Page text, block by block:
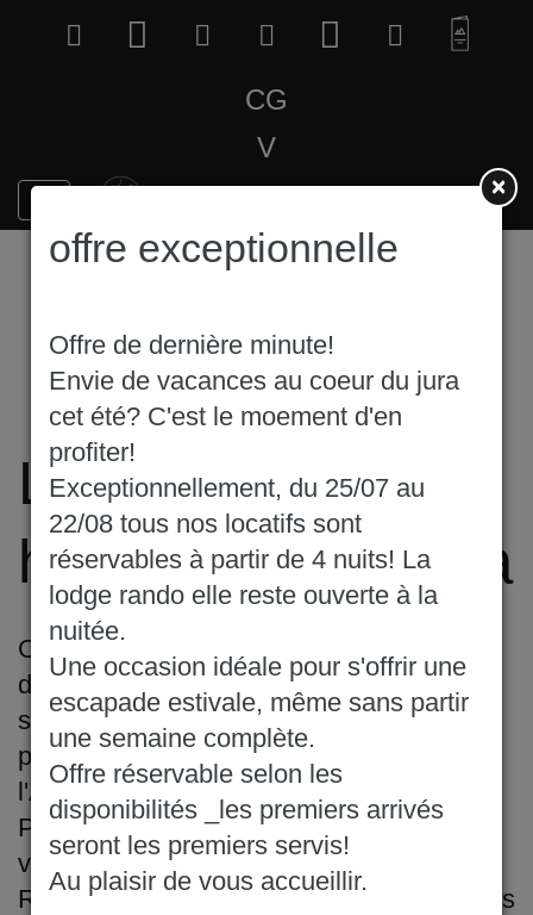
CG
V
Location de mobil
home dans le Jura
Offrez-vous des vacances inoubliables
dans la Région des Lacs du Jura en
séjournant dans nos mobil homes (2/4
personnes) en location au Camping de
l'Abbaye, situé au bord du lac de Bonlieu.
Profitez de notre cadre exceptionnel pour
vous ressourcer en pleine nature.
Réservez dès maintenant votre séjour dans
×
offre exceptionnelle
Offre de dernière minute!
Envie de vacances au coeur du jura
cet été? C'est le moement d'en
profiter!
Exceptionnellement, du 25/07 au
22/08 tous nos locatifs sont
réservables à partir de 4 nuits! La
lodge rando elle reste ouverte à la
nuitée.
Une occasion idéale pour s'offrir une
escapade estivale, même sans partir
une semaine complète.
Offre réservable selon les
disponibilités _les premiers arrivés
seront les premiers servis!
Au plaisir de vous accueillir.